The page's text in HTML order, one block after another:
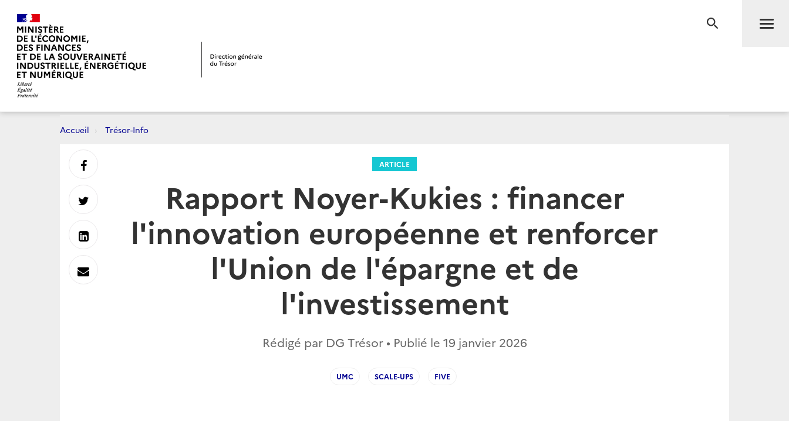
RECHERCHE
Accueil Trésor-Info
ARTICLE
Rapport Noyer-Kukies : financer
l'innovation européenne et renforcer
l'Union de l'épargne et de
l'investissement
Rédigé par DG Trésor • Publié le 19 janvier 2026
UMC SCALE-UPS FIVE
Partager
sur
Facebook
Partager
sur
Partager
sur
Envoyer